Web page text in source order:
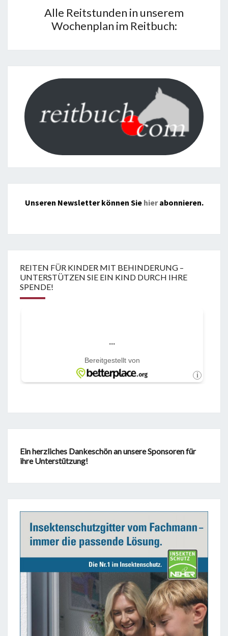
Alle Reitstunden in unserem
Wochenplan im Reitbuch:
Unseren Newsletter können Sie hierabonnieren.
REITEN FÜR KINDER MIT BEHINDERUNG –
UNTERSTÜTZEN SIE EIN KIND DURCH IHRE
SPENDE!
Ein herzliches Dankeschön an unsere Sponsoren für
ihre Unterstützung!